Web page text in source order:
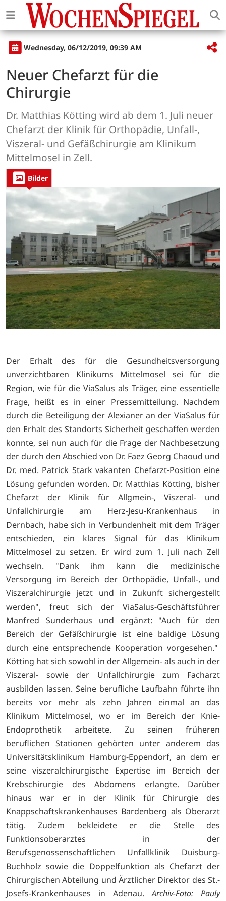
Wednesday, 06/12/2019, 09:39 AM
Neuer Chefarzt für die
Chirurgie
Dr. Matthias Kötting wird ab dem 1. Juli neuer
Chefarzt der Klinik für Orthopädie, Unfall-,
Viszeral- und Gefäßchirurgie am Klinikum
Mittelmosel in Zell.
Bilder
Der Erhalt des für die Gesundheitsversorgung
unverzichtbaren Klinikums Mittelmosel sei für die
Region, wie für die ViaSalus als Träger, eine essentielle
Frage, heißt es in einer Pressemitteilung. Nachdem
durch die Beteiligung der Alexianer an der ViaSalus für
den Erhalt des Standorts Sicherheit geschaffen werden
konnte, sei nun auch für die Frage der Nachbesetzung
der durch den Abschied von Dr. Faez Georg Chaoud und
Dr. med. Patrick Stark vakanten Chefarzt-Position eine
Lösung gefunden worden. Dr. Matthias Kötting, bisher
Chefarzt der Klinik für Allgmein-, Viszeral- und
Unfallchirurgie am Herz-Jesu-Krankenhaus in
Dernbach, habe sich in Verbundenheit mit dem Träger
entschieden, ein klares Signal für das Klinikum
Mittelmosel zu setzen. Er wird zum 1. Juli nach Zell
wechseln. "Dank ihm kann die medizinische
Versorgung im Bereich der Orthopädie, Unfall-, und
Viszeralchirurgie jetzt und in Zukunft sichergestellt
werden", freut sich der ViaSalus-Geschäftsführer
Manfred Sunderhaus und ergänzt: "Auch für den
Bereich der Gefäßchirurgie ist eine baldige Lösung
durch eine entsprechende Kooperation vorgesehen."
Kötting hat sich sowohl in der Allgemein- als auch in der
Viszeral- sowie der Unfallchirurgie zum Facharzt
ausbilden lassen. Seine berufliche Laufbahn führte ihn
bereits vor mehr als zehn Jahren einmal an das
Klinikum Mittelmosel, wo er im Bereich der Knie-
Endoprothetik arbeitete. Zu seinen früheren
beruflichen Stationen gehörten unter anderem das
Universitätsklinikum Hamburg-Eppendorf, an dem er
seine viszeralchirurgische Expertise im Bereich der
Krebschirurgie des Abdomens erlangte. Darüber
hinaus war er in der Klinik für Chirurgie des
Knappschaftskrankenhauses Bardenberg als Oberarzt
tätig. Zudem bekleidete er die Stelle des
Funktionsoberarztes in der
Berufsgenossenschaftlichen Unfallklinik Duisburg-
Buchholz sowie die Doppelfunktion als Chefarzt der
Chirurgischen Abteilung und Ärztlicher Direktor des St.-
Josefs-Krankenhauses in Adenau.Archiv-Foto: Pauly